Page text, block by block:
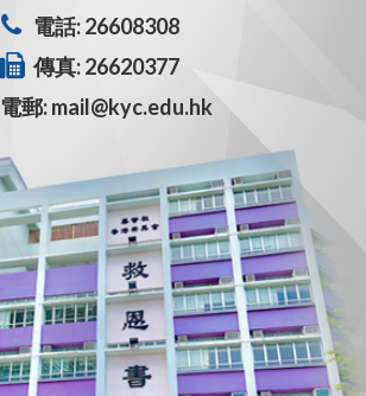
電話: 26608308
傳真: 26620377
電郵: mail@kyc.edu.hk